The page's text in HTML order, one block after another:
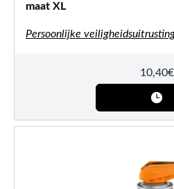
maat XL
Persoonlijke
10,40€